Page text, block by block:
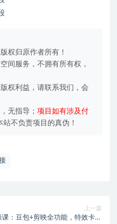
权归原作者所有！
间服务，不拥有所有权，
权利益，请联系我们，会
无指导； 项目如有涉及付
站不负责项目的真伪！
上一篇
：豆包+剪映全功能，特效卡点